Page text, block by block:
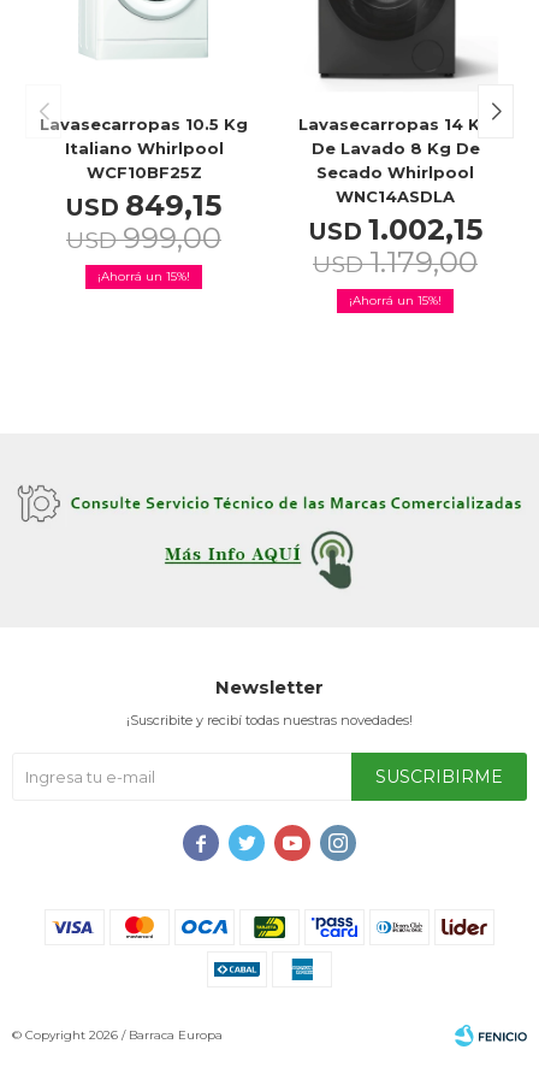
Lavasecarropas 10.5 Kg
Italiano Whirlpool
WCF10BF25Z
USD 849,15
USD 999,00
15
Lavasecarropas 14 Kg
De Lavado 8 Kg De
Secado Whirlpool
WNC14ASDLA
USD 1.002,15
USD 1.179,00
15
Newsletter
¡Suscribite y recibí todas nuestras novedades!
SUSCRIBIRME
   
© Copyright 2026 / Barraca Europa
Celulares
Outlet
Mis pedidos
Local